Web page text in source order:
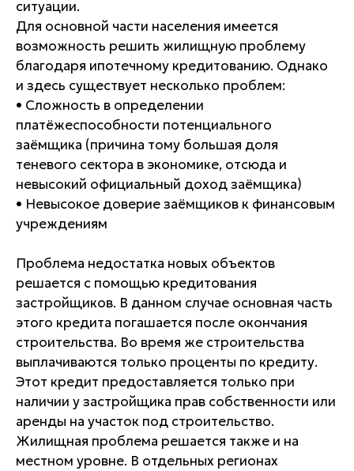
ситуации.
Для основной части населения имеется
возможность решить жилищную проблему
благодаря ипотечному кредитованию. Однако
и здесь существует несколько проблем:
• Сложность в определении
платёжеспособности потенциального
заёмщика (причина тому большая доля
теневого сектора в экономике, отсюда и
невысокий официальный доход заёмщика)
• Невысокое доверие заёмщиков к финансовым
учреждениям
Проблема недостатка новых объектов
решается с помощью кредитования
застройщиков. В данном случае основная часть
этого кредита погашается после окончания
строительства. Во время же строительства
выплачиваются только проценты по кредиту.
Этот кредит предоставляется только при
наличии у застройщика прав собственности или
аренды на участок под строительство.
Жилищная проблема решается также и на
местном уровне. В отдельных регионах